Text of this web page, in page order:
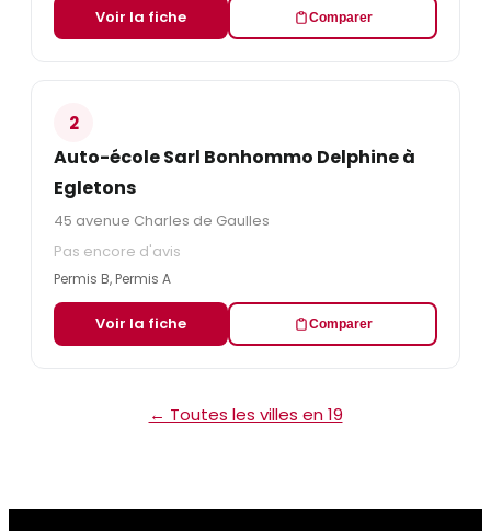
Voir la fiche
Comparer
2
Auto-école Sarl Bonhommo Delphine à
Egletons
45 avenue Charles de Gaulles
Pas encore d'avis
Permis B, Permis A
Voir la fiche Comparer
← Toutes les villes en 19